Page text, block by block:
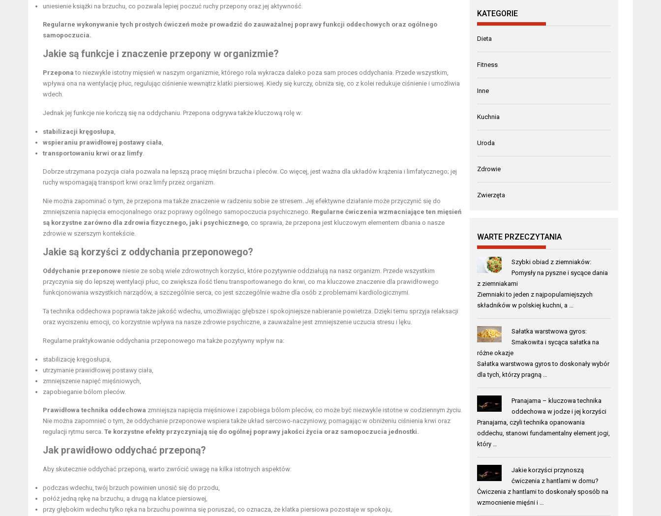
uniesienie książki na brzuchu, co pozwala lepiej poczuć ruchy przepony oraz jej aktywność.
Regularne wykonywanie tych prostych ćwiczeń może prowadzić do zauważalnej poprawy funkcji oddechowych oraz ogólnego
samopoczucia.
Jakie są funkcje i znaczenie przepony w organizmie?
Przepona to niezwykle istotny mięsień w naszym organizmie, którego rola wykracza daleko poza sam proces oddychania. Przede wszystkim,
wpływa ona na wentylację płuc, regulując ciśnienie wewnątrz klatki piersiowej. Kiedy się kurczy, obniża się, co z kolei redukuje ciśnienie i umożliwia
wdech.
Jednak jej funkcje nie kończą się na oddychaniu. Przepona odgrywa także kluczową rolę w:
stabilizacji kręgosłupa,
wspieraniu prawidłowej postawy ciała,
transportowaniu krwi oraz limfy.
Dobrze utrzymana pozycja ciała pozwala na lepszą pracę mięśni brzucha i pleców. Co więcej, jest ważna dla układów krążenia i limfatycznego; jej
ruchy wspomagają transport krwi oraz limfy przez organizm.
Nie można zapominać o tym, że przepona ma także znaczenie w radzeniu sobie ze stresem. Jej efektywne działanie może przyczynić się do
zmniejszenia napięcia emocjonalnego oraz poprawy ogólnego samopoczucia psychicznego. Regularne ćwiczenia wzmacniające ten mięsień
są korzystne zarówno dla zdrowia fizycznego, jak i psychicznego, co sprawia, że przepona jest kluczowym elementem dbania o nasze
zdrowie w szerszym kontekście.
Jakie są korzyści z oddychania przeponowego?
Oddychanie przeponowe niesie ze sobą wiele zdrowotnych korzyści, które pozytywnie oddziałują na nasz organizm. Przede wszystkim
przyczynia się do lepszej wentylacji płuc, co zwiększa ilość tlenu transportowanego do krwi, co ma kluczowe znaczenie dla prawidłowego
funkcjonowania wszystkich narządów, a szczególnie serca, co jest szczególnie ważne dla osób z problemami kardiologicznymi.
Ta technika oddechowa poprawia także jakość wdechu, umożliwiając głębsze i spokojniejsze nabieranie powietrza. Dzięki temu sprzyja relaksacji
oraz wyciszeniu emocji, co korzystnie wpływa na nasze zdrowie psychiczne, a zauważalne jest zmniejszenie uczucia stresu i lęku.
Regularne praktykowanie oddychania przeponowego ma także pozytywny wpływ na:
stabilizację kręgosłupa,
utrzymanie prawidłowej postawy ciała,
zmniejszenie napięć mięśniowych,
zapobieganie bólom pleców.
Prawidłowa technika oddechowa zmniejsza napięcia mięśniowe i zapobiega bólom pleców, co może być niezwykle istotne w codziennym życiu.
Nie można zapomnieć o tym, że oddychanie przeponowe wspiera także układ sercowo-naczyniowy, pomagając w obniżeniu ciśnienia krwi oraz
regulacji rytmu serca. Te korzystne efekty przyczyniają się do ogólnej poprawy jakości życia oraz samopoczucia jednostki.
Jak prawidłowo oddychać przeponą?
Aby skutecznie oddychać przeponą, warto zwrócić uwagę na kilka istotnych aspektów:
podczas wdechu, twój brzuch powinien unosić się do przodu,
połóż jedną rękę na brzuchu, a drugą na klatce piersiowej,
przy głębokim wdechu tylko ręka na brzuchu powinna się poruszać, co oznacza, że klatka piersiowa pozostaje w spokoju,
KATEGORIE
Dieta
Fitness
Inne
Kuchnia
Uroda
Zdrowie
Zwierzęta
WARTE PRZECZYTANIA
Szybki obiad z ziemniaków:
Pomysły na pyszne i sycące dania
z ziemniakami
Ziemniaki to jeden z najpopularniejszych
składników w polskiej kuchni, a …
Sałatka warstwowa gyros:
Smakowita i sycąca sałatka na
różne okazje
Sałatka warstwowa gyros to doskonały wybór
dla tych, którzy pragną …
Pranajama – kluczowa technika
oddechowa w jodze i jej korzyści
Pranajama, czyli technika opanowania
oddechu, stanowi fundamentalny element jogi,
który …
Jakie korzyści przynoszą
ćwiczenia z hantlami w domu?
Ćwiczenia z hantlami to doskonały sposób na
wzmocnienie mięśni i …